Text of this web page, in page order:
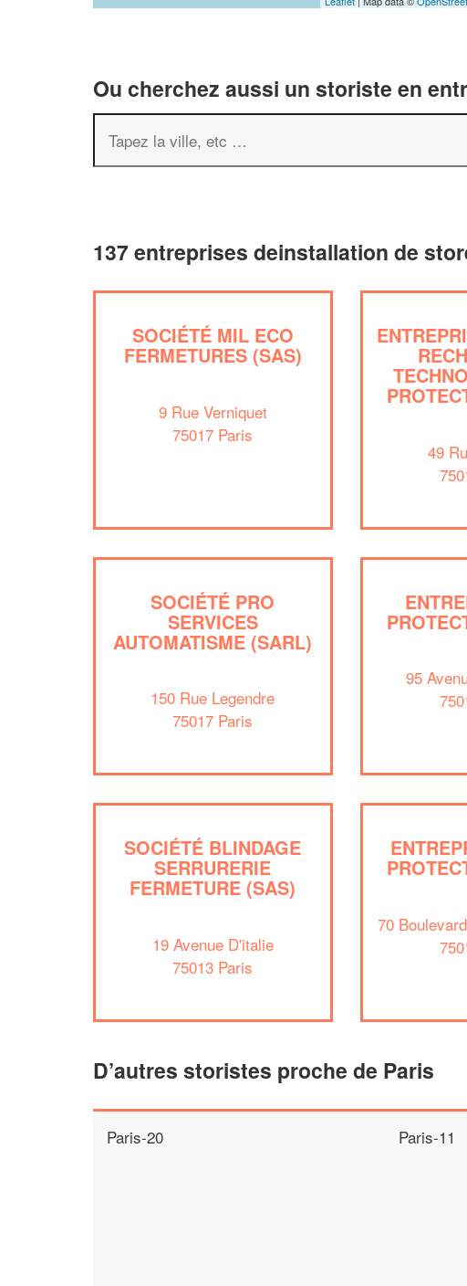
Ou cherchez aussi un storiste en
137 entreprises deinstallation de
SOCIÉTÉ MIL ECO
FERMETURES (SAS)
9 Rue Verniquet
75017 Paris
49
SOCIÉTÉ PRO
SERVICES
AUTOMATISME (SARL)
150 Rue Legendre
75017 Paris
95
SOCIÉTÉ BLINDAGE
SERRURERIE
FERMETURE (SAS)
19 Avenue D'italie
75013 Paris
70
D’autres storistes proche de Paris
Paris-20 Paris-11